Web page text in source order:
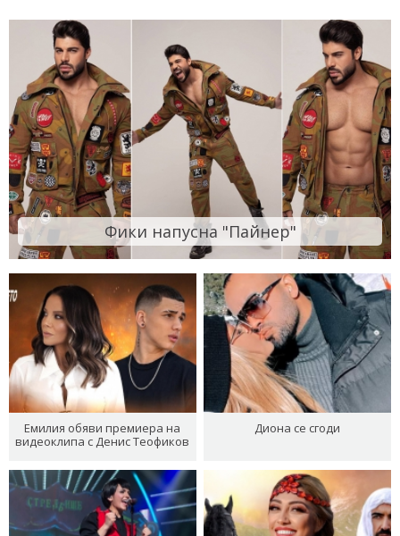
Фики напусна "Пайнер"
Емилия обяви премиера на
видеоклипа с Денис Теофиков
Диона се сгоди